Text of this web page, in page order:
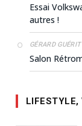
Essai
autres !
GÉRARD GUÉRIT
Salon
LIFESTYLE,